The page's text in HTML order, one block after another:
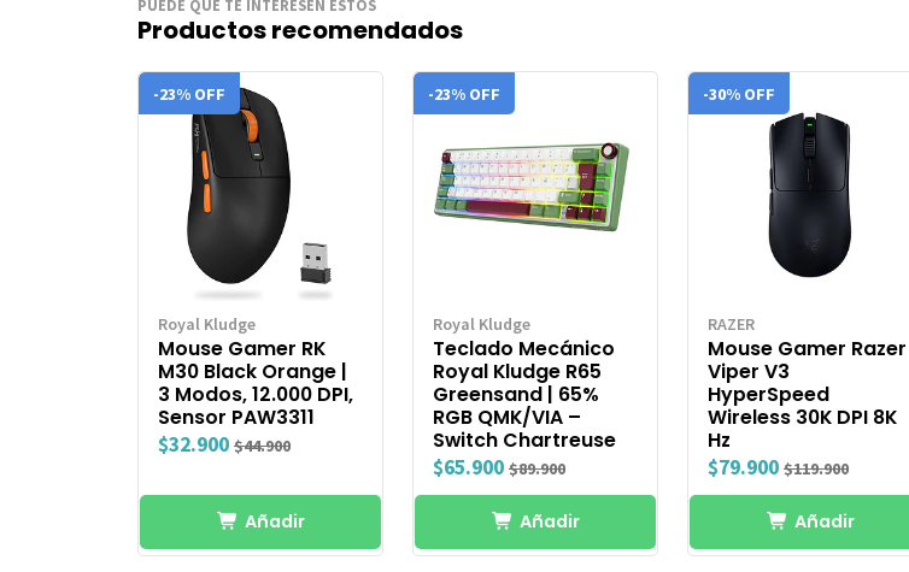
PUEDE QUE TE INTERESEN ESTOS
Productos recomendados
-23% OFF
Royal Kludge
Mouse Gamer RK
M30 Black Orange |
3 Modos, 12.000 DPI,
Sensor PAW3311
$32.900 $44.900
Añadir
-23% OFF
Royal Kludge
Teclado Mecánico
Royal Kludge R65
Greensand | 65%
RGB QMK/VIA –
Switch Chartreuse
$65.900 $89.900
Añadir
-30% OFF
RAZER
Mouse Gamer Razer
Viper V3
HyperSpeed
Wireless 30K DPI 8K
Hz
$79.900 $119.900
Añadir